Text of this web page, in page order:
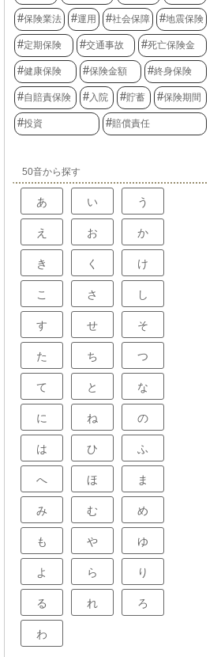
保険業法 運用 社会保障 地震保険
定期保険 交通事故 死亡保険金
健康保険 保険金額 終身保険
自賠責保険 入院 貯蓄 保険期間
投資 賠償責任
50音から探す
あ い う
え お か
き く け
こ さ し
す せ そ
た ち つ
て と な
に ね の
は ひ ふ
へ ほ ま
み む め
も や ゆ
よ ら り
る れ ろ
わ